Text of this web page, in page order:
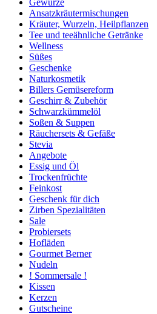
Gewürze
Ansatzkräutermischungen
Kräuter, Wurzeln, Heilpflanzen
Tee und teeähnliche Getränke
Wellness
Süßes
Geschenke
Naturkosmetik
Billers Gemüsereform
Geschirr & Zubehör
Schwarzkümmelöl
Soßen & Suppen
Räuchersets & Gefäße
Stevia
Angebote
Essig und Öl
Trockenfrüchte
Feinkost
Geschenk für dich
Zirben Spezialitäten
Sale
Probiersets
Hofläden
Gourmet Berner
Nudeln
! Sommersale !
Kissen
Kerzen
Gutscheine